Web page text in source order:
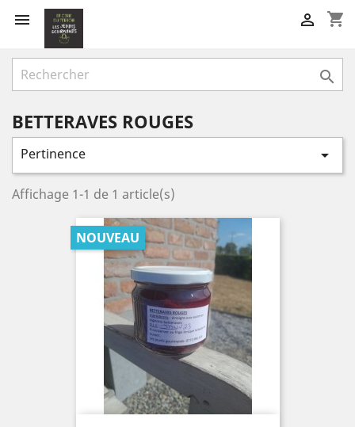
 shopping_cart


BETTERAVES ROUGES
Pertinence 
Affichage 1-1 de 1 article(s)
NOUVEAU